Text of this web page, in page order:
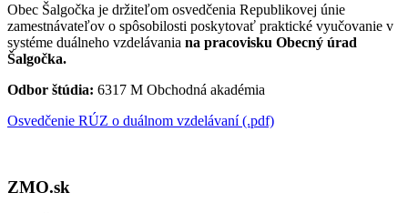
Obec Šalgočka je držiteľom osvedčenia Republikovej únie
zamestnávateľov o spôsobilosti poskytovať praktické vyučovanie v
systéme duálneho vzdelávania na pracovisku Obecný úrad
Šalgočka.
Odbor štúdia: 6317 M Obchodná akadémia
Osvedčenie RÚZ o duálnom vzdelávaní (.pdf)
ZMO.sk